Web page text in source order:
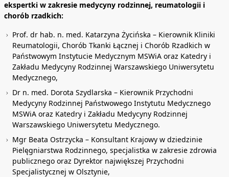
ekspertki w zakresie medycyny rodzinnej, reumatologii i
chorób rzadkich:
Prof. dr hab. n. med. Katarzyna Życińska – Kierownik Kliniki
Reumatologii, Chorób Tkanki Łącznej i Chorób Rzadkich w
Państwowym Instytucie Medycznym MSWiA oraz Katedry i
Zakładu Medycyny Rodzinnej Warszawskiego Uniwersytetu
Medycznego,
Dr n. med. Dorota Szydlarska – Kierownik Przychodni
Medycyny Rodzinnej Państwowego Instytutu Medycznego
MSWiA oraz Katedry i Zakładu Medycyny Rodzinnej
Warszawskiego Uniwersytetu Medycznego.
Mgr Beata Ostrzycka – Konsultant Krajowy w dziedzinie
Pielęgniarstwa Rodzinnego, specjalistka w zakresie zdrowia
publicznego oraz Dyrektor największej Przychodni
Specjalistycznej w Olsztynie,